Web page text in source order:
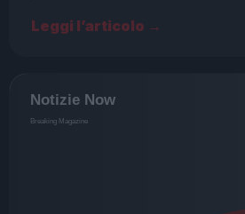
Leggi l’articolo →